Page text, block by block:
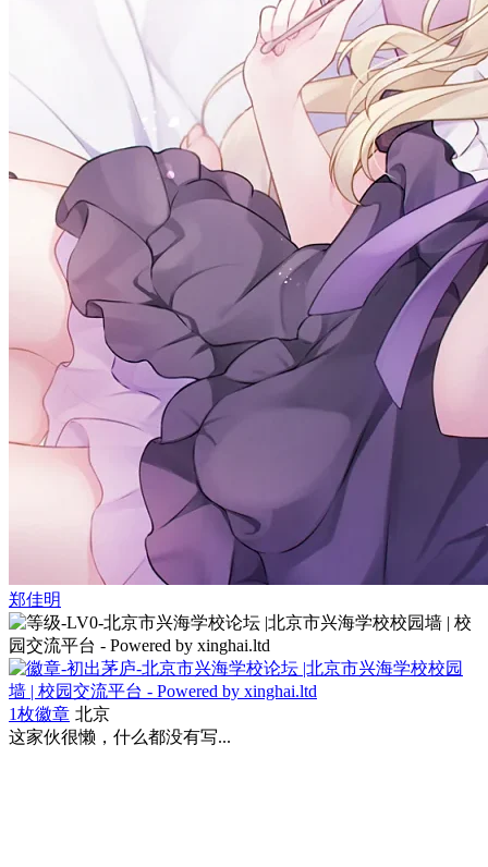
郑佳明
1枚徽章 北京
这家伙很懒，什么都没有写...